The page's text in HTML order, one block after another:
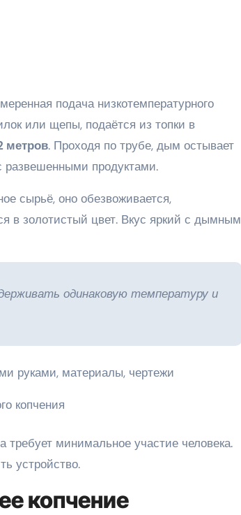
подача низкотемпературного
или щепы, подаётся из топки в
метров. Проходя по трубе, дым остывает
развешенными продуктами.
сырьё, оно обезвоживается,
в золотистый цвет. Вкус яркий с дымным
одинаковую температуру и
копчения
требует минимальное участие человека.
устройство.
копчение